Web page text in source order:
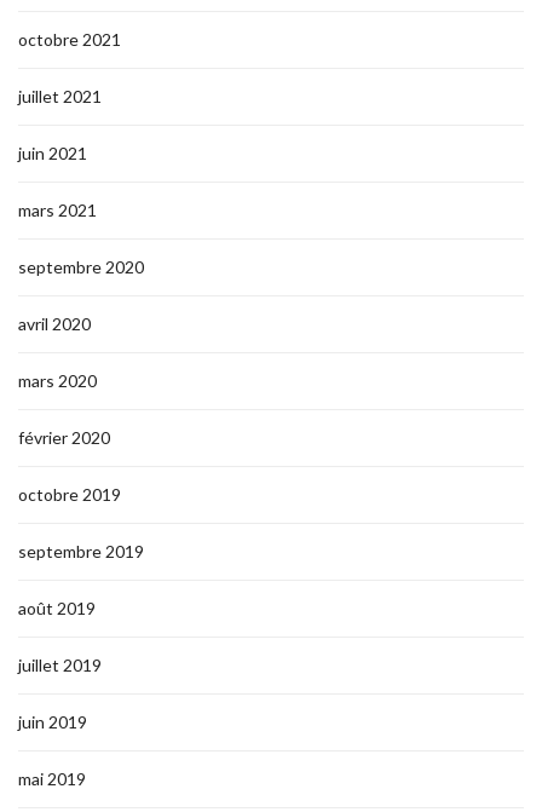
octobre 2021
juillet 2021
juin 2021
mars 2021
septembre 2020
avril 2020
mars 2020
février 2020
octobre 2019
septembre 2019
août 2019
juillet 2019
juin 2019
mai 2019